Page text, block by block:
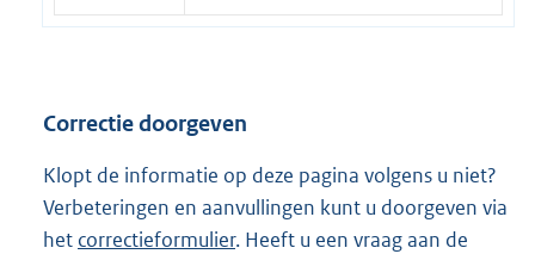
Correctie doorgeven
Klopt de informatie op deze pagina volgens u niet?
Verbeteringen en aanvullingen kunt u doorgeven via
het correctieformulier. Heeft u een vraag aan de